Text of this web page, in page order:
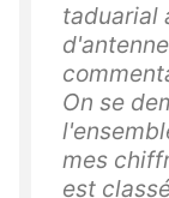
taduarial
On se
mes
est